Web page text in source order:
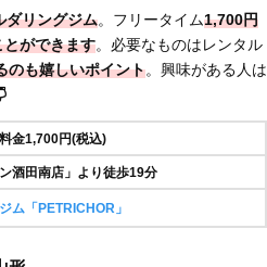
ダリングジム。フリータイム1,700円
ができます。必要なものはレンタル
のも嬉しいポイント。興味がある人は
金1,700円(税込)
酒田南店」より徒歩19分
ム「PETRICHOR」